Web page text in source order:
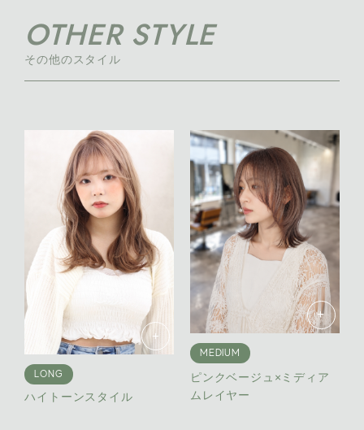
OTHER STYLE
その他のスタイル
+
LONG
ハイトーンスタイル
+
MEDIUM
ピンクベージュ×ミディア
ムレイヤー